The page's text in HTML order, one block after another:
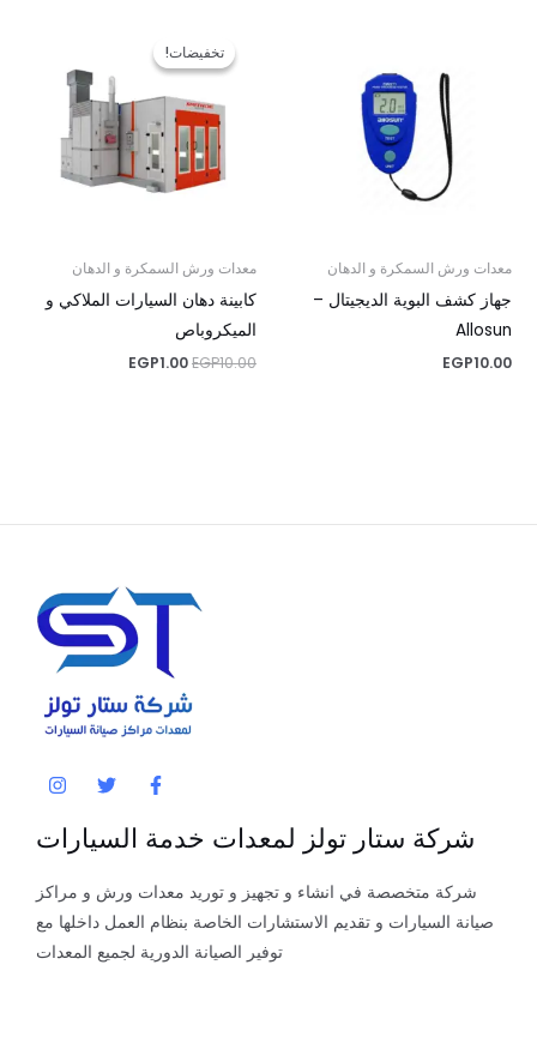
معدات ورش السمكرة و الدهان
جهاز كشف البوية الديجيتال –
Allosun
EGP10.00
تخفيضات!
تخفيضات!
معدات ورش السمكرة و الدهان
كابينة دهان السيارات الملاكي و
الميكروباص
EGP10.00
الأصلي
هو:
EGP10.00.
EGP1.00
EGP1.00.
شركة ستار تولز لمعدات خدمة السيارات
شركة متخصصة في انشاء و تجهيز و توريد معدات ورش و مراكز
صيانة السيارات و تقديم الاستشارات الخاصة بنظام العمل داخلها مع
توفير الصيانة الدورية لجميع المعدات